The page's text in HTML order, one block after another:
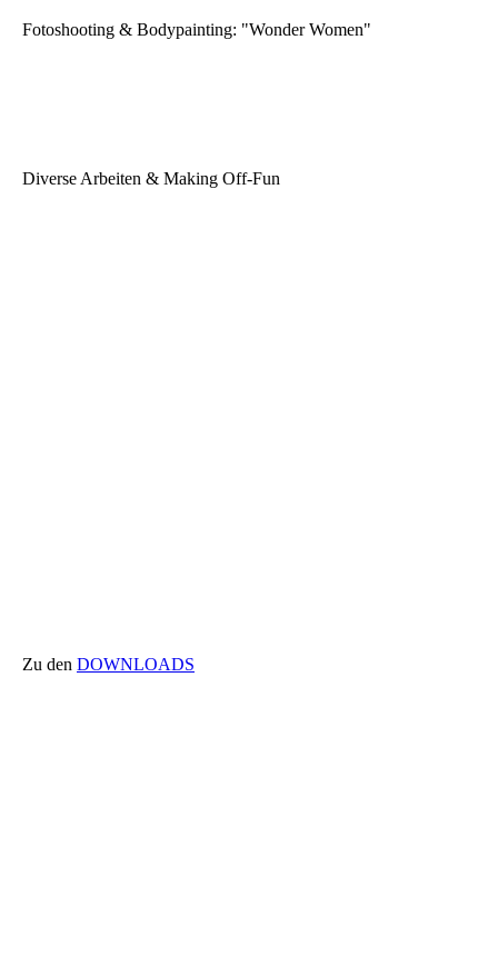
Fotoshooting & Bodypainting: "Wonder Women"
Diverse Arbeiten & Making Off-Fun
Zu den DOWNLOADS